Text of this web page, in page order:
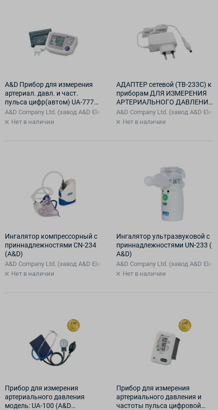
A&D Прибор для измерения
артериал. давл. и част.
пульса цифр(автом) UA-777
(адаптер,манжета 22-32см)
A&D Company Ltd. (завод A&D Electronics (Shenzhen) Co.. Ltd. в Китае)
Нет в наличии
АДАПТЕР сетевой (ТВ-233С) к
приборам ДЛЯ ИЗМЕРЕНИЯ
АРТЕРИАЛЬНОГО ДАВЛЕНИЯ
(модели UA/UB)
A&D Company Ltd. (завод A&D
Нет в наличии
Ингалятор компрессорный с
приннадлежностями CN-234
(A&D)
A&D Company Ltd. (завод A&D Electronics (Shenzhen) Co.. Ltd. в Китае)
Нет в наличии
Ингалятор ультразвуковой с
приннадлежностями UN-233 (
A&D)
A&D Company Ltd. (завод A&D
Нет в наличии
Прибор для измерения
артериального давления
модель: UA-100 (A&D
Прибор для измерения
артериального давления и
частоты пульса цифровой